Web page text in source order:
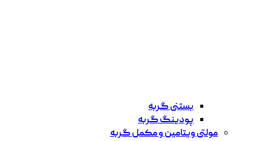
بستنی گربه
پودینگ گربه
مولتی ویتامین و مکمل گربه